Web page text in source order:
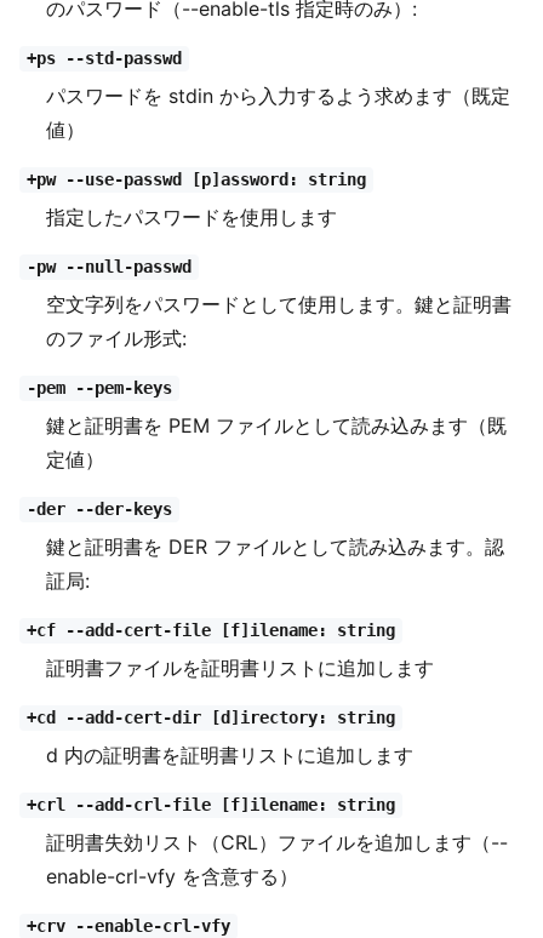
のパスワード（--enable-tls 指定時のみ）:
+ps --std-passwd
パスワードを stdin から入力するよう求めます（既定
値）
+pw --use-passwd [p]assword: string
指定したパスワードを使用します
-pw --null-passwd
空文字列をパスワードとして使用します。鍵と証明書
のファイル形式:
-pem --pem-keys
鍵と証明書を PEM ファイルとして読み込みます（既
定値）
-der --der-keys
鍵と証明書を DER ファイルとして読み込みます。認
証局:
+cf --add-cert-file [f]ilename: string
証明書ファイルを証明書リストに追加します
+cd --add-cert-dir [d]irectory: string
d 内の証明書を証明書リストに追加します
+crl --add-crl-file [f]ilename: string
証明書失効リスト（CRL）ファイルを追加します（--
enable-crl-vfy を含意する）
+crv --enable-crl-vfy